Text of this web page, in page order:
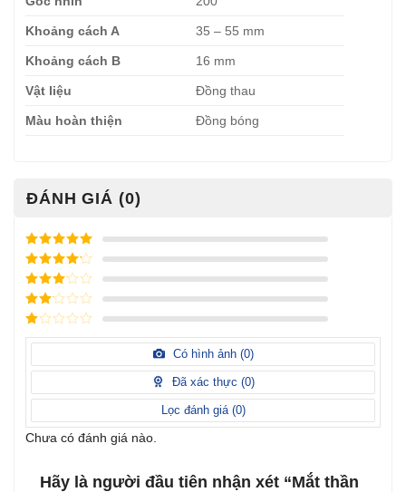
Khoảng cách A 35 – 55 mm
Khoảng cách B 16 mm
Vật liệu Đồng thau
Màu hoàn thiện Đồng bóng
ĐÁNH GIÁ (0)
Được xếp
hạng
5
sao
Được xếp
hạng
sao
Được
xếp
hạng3
5 sao
Được
hạng
sao
Được
1
sao
Có hình ảnh (0)
Đã xác thực (0)
Lọc đánh giá (0)
Chưa có đánh giá nào.
Hãy là người đầu tiên nhận xét “Mắt thần